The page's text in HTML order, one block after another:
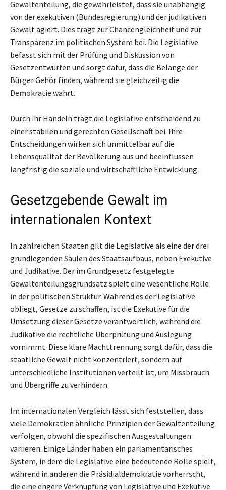
Gewaltenteilung, die gewährleistet, dass sie unabhängig
von der exekutiven (Bundesregierung) und der judikativen
Gewalt agiert. Dies trägt zur Chancengleichheit und zur
Transparenz im politischen System bei. Die Legislative
befasst sich mit der Prüfung und Diskussion von
Gesetzentwürfen und sorgt dafür, dass die Belange der
Bürger Gehör finden, während sie gleichzeitig die
Demokratie wahrt.
Durch ihr Handeln trägt die Legislative entscheidend zu
einer stabilen und gerechten Gesellschaft bei. Ihre
Entscheidungen wirken sich unmittelbar auf die
Lebensqualität der Bevölkerung aus und beeinflussen
langfristig die soziale und wirtschaftliche Entwicklung.
Gesetzgebende Gewalt im
internationalen Kontext
In zahlreichen Staaten gilt die Legislative als eine der drei
grundlegenden Säulen des Staatsaufbaus, neben Exekutive
und Judikative. Der im Grundgesetz festgelegte
Gewaltenteilungsgrundsatz spielt eine wesentliche Rolle
in der politischen Struktur. Während es der Legislative
obliegt, Gesetze zu schaffen, ist die Exekutive für die
Umsetzung dieser Gesetze verantwortlich, während die
Judikative die rechtliche Überprüfung und Auslegung
vornimmt. Diese klare Machttrennung sorgt dafür, dass die
staatliche Gewalt nicht konzentriert, sondern auf
unterschiedliche Institutionen verteilt ist, um Missbrauch
und Übergriffe zu verhindern.
Im internationalen Vergleich lässt sich feststellen, dass
viele Demokratien ähnliche Prinzipien der Gewaltenteilung
verfolgen, obwohl die spezifischen Ausgestaltungen
variieren. Einige Länder haben ein parlamentarisches
System, in dem die Legislative eine bedeutende Rolle spielt,
während in anderen die Präsidialdemokratie vorherrscht,
die eine engere Verknüpfung von Legislative und Exekutive